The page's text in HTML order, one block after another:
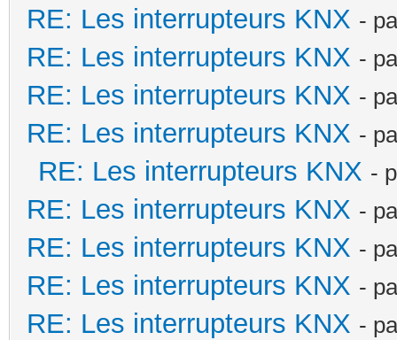
RE: Les interrupteurs KNX -
RE: Les interrupteurs KNX -
RE: Les interrupteurs KNX -
RE: Les interrupteurs KNX -
RE: Les interrupteurs KNX -
RE: Les interrupteurs KNX -
RE: Les interrupteurs KNX -
RE: Les interrupteurs KNX -
RE: Les interrupteurs KNX -